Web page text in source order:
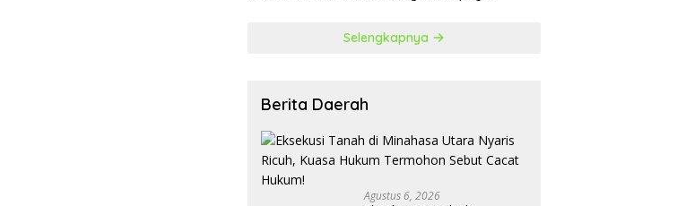
Selengkapnya
Berita Daerah
Agustus 6, 2026